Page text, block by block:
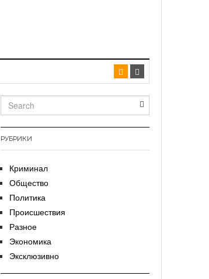
РУБРИКИ
Криминал
Общество
Политика
Происшествия
Разное
Экономика
Эксклюзивно